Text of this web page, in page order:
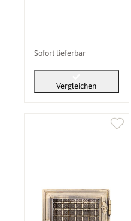
Sofort lieferbar
Vergleichen